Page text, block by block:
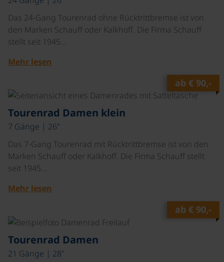
Das 24-Gang Tourenrad ohne Rücktrittbremse ist von
den Marken Schauff oder Kalkhoff. Die Firma Schauff
stellt seit 1945…
Mehr lesen
ab € 90,-
Tourenrad Damen klein
7 Gänge | 26"
Das 7-Gang Tourenrad mit Rücktrittbremse ist von den
Marken Schauff oder Kalkhoff. Die Firma Schauff stellt
seit 1945…
Mehr lesen
ab € 90,-
Tourenrad Damen
21 Gänge | 28"